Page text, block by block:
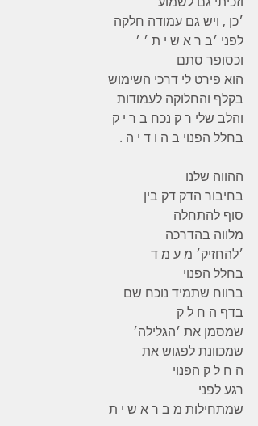
׳כן , ויש גם עמודה חלקה
לפני ׳ב ר א ש י ת ׳ ׳
וכסופר סתם
הוא פירט לי דרכי השימוש
בקלף והחלוקה לעמודות
והלב שלי ר ק נכח ב ר י ק
בחלל הפנוי ב ה ו ד י ה .
ההווה שלנו
בחיבור הדק דק בין
סוף להתחלה
מלווה בהדרכה
׳להחזיק׳ מ ע מ ד
בחלל הפנוי
ברווח שתמיד נוכח שם
בדף ה ח ל ק
שמסמן את ׳הגלילה׳
שמכוונת לפגוש את
ה ח ל ק הפנוי
רגע לפני
שמתחילות מ ב ר א ש י ת